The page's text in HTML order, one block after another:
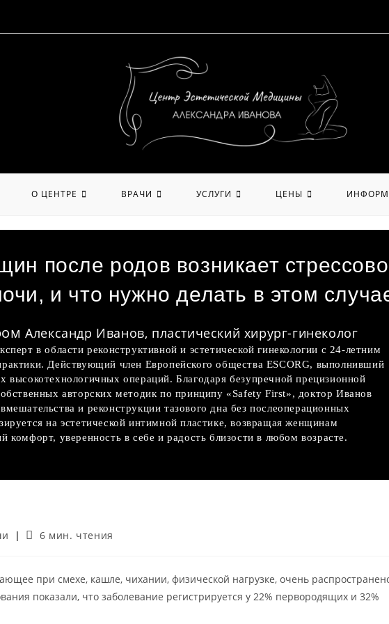
О ЦЕНТРЕ ВРАЧИ УСЛУГИ ЦЕНЫ
после родов возникает
и что нужно делать в этом
Александр Иванов, пластический хирург-гинеколог
в области реконструктивной и эстетической гинекологии с 24-летним
Действующий член Европейского общества ESCORG, выполнивший
высокотехнологичных операций. Благодаря безупречной прецизионной
авторских методик по принципу «Safety First», доктор Иванов
и реконструкции тазового дна без послеоперационных
на эстетической интимной пластике, возвращая женщинам
комфорт, уверенность в себе и радость близости в любом возрасте.
Время
6 мин. чтения
при смехе, кашле, чихании, физической нагрузке, очень
показали, что заболевание регистрируется у 22% первородящих и 32%